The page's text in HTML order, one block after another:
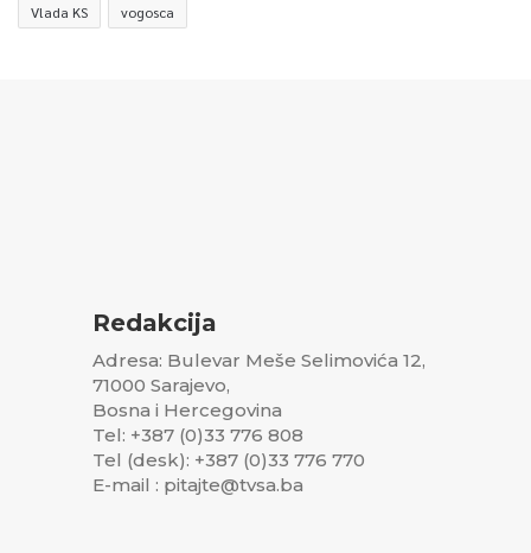
Vlada KS vogosca
Redakcija
Adresa: Bulevar Meše Selimovića 12,
71000 Sarajevo,
Bosna i Hercegovina
Tel: +387 (0)33 776 808
Tel (desk): +387 (0)33 776 770
E-mail : pitajte@tvsa.ba